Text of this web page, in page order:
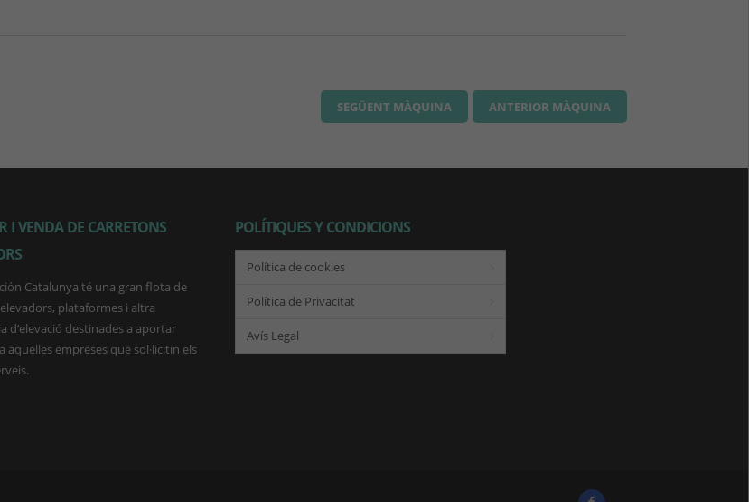
ANTERIOR MÀQUINA
SEGÜENT MÀQUINA
I VENDA DE CARRETONS
Catalunya té una gran flota de
plataformes i altra
d’elevació destinades a aportar
aquelles empreses que sol·licitin els
POLÍTIQUES Y CONDICIONS
Política de cookies
Política de Privacitat
Avís Legal